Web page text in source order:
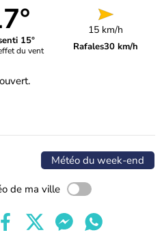
15°
du vent
15 km/h
Rafales30 km/h
Météo du week-end
de ma ville